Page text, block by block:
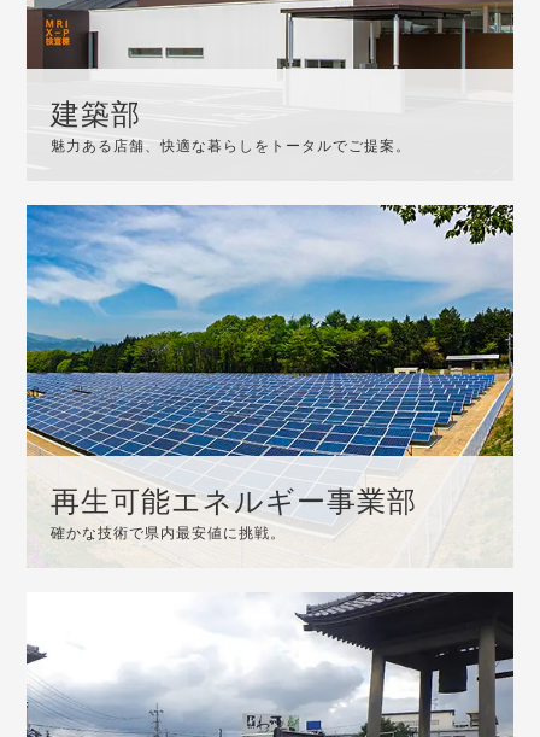
建築部
魅力ある店舗、快適な暮らしをトータルでご提案。
再生可能エネルギー事業部
確かな技術で県内最安値に挑戦。